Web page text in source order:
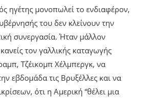
ηγέτης μονοπωλεί το ενδιαφέρον,
του δεν κλείνουν την
συνεργασία. Ήταν μάλλον
τον γαλλικής καταγωγής
Τζέικομπ Χέλμπεργκ, να
εβδομάδα τις Βρυξέλλες και να
ότι η Αμερική “θέλει μια